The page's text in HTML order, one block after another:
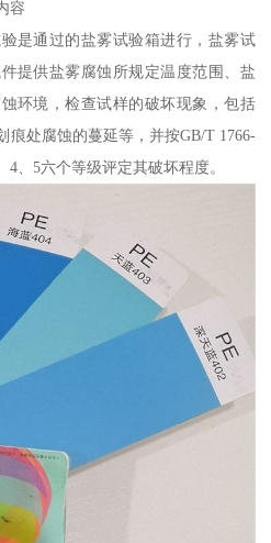
容
是通过的盐雾试验箱进行，盐雾试
提供盐雾腐蚀所规定温度范围、盐
环境，检查试样的破坏现象，包括
痕处腐蚀的蔓延等，并按GB/T 1766-
4、5六个等级评定其破坏程度。